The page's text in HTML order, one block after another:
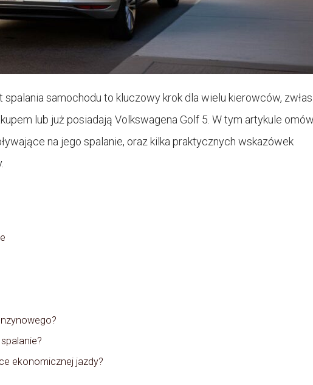
samochodu to kluczowy krok dla wielu kierowców,
lub już posiadają Volkswagena Golf 5. W tym artykule
na jego spalanie, oraz kilka praktycznych wskazówek
ekonomicznej jazdy?